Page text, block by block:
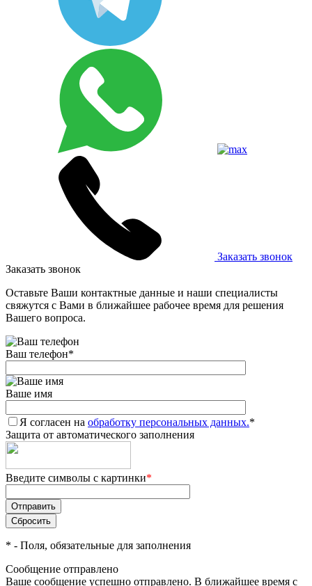
Заказать звонок
Заказать звонок
Оставьте Ваши контактные данные и наши специалисты
свяжутся с Вами в ближайшее рабочее время для решения
Вашего вопроса.
Ваш телефон*
Ваше имя
Я согласен на обработку персональных данных.*
Защита от автоматического заполнения
Введите символы с картинки*
* - Поля, обязательные для заполнения
Сообщение отправлено
Ваше сообщение успешно отправлено. В ближайшее время с